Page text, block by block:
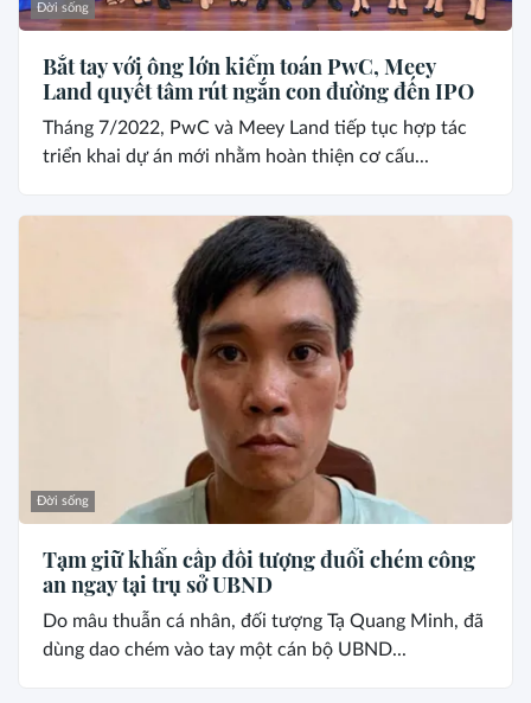
Đời sống
Bắt tay với ông lớn kiểm toán PwC, Meey
Land quyết tâm rút ngắn con đường đến IPO
Tháng 7/2022, PwC và Meey Land tiếp tục hợp tác
triển khai dự án mới nhằm hoàn thiện cơ cấu...
Đời sống
Tạm giữ khẩn cấp đối tượng đuổi chém công
an ngay tại trụ sở UBND
Do mâu thuẫn cá nhân, đối tượng Tạ Quang Minh, đã
dùng dao chém vào tay một cán bộ UBND...